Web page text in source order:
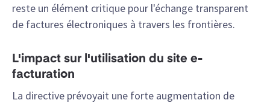
reste un élément critique pour l'échange transparent
de factures électroniques à travers les frontières.
L'impact sur l'utilisation du site e-
facturation
La directive prévoyait une forte augmentation de